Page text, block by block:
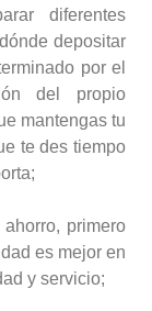
diferentes
depositar
por el
del propio
mantengas tu
te des tiempo
primero
es mejor en
y servicio;